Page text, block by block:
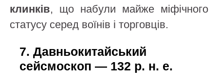
клинків, що набули майже міфічного
статусу серед воїнів і торговців.
7. Давньокитайський
сейсмоскоп — 132 р. н. е.